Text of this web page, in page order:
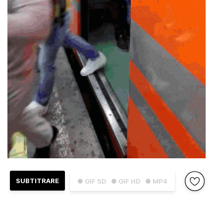
● GIF SD ● GIF HD ● MP4
SUBTITRARE